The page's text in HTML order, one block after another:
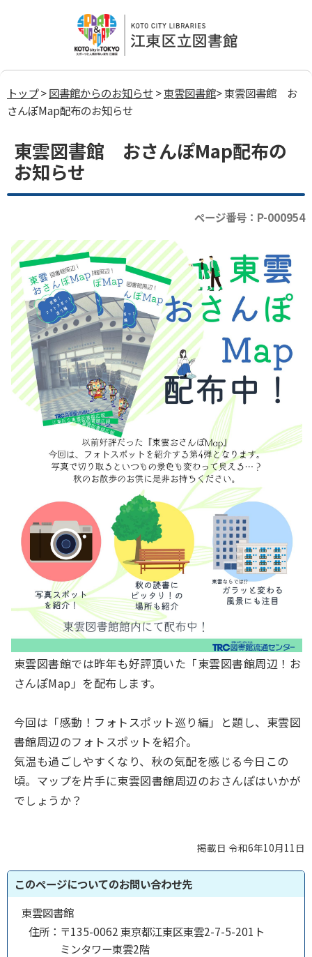
トップ>図書館からのお知らせ>東雲図書館> 東雲図書館 お
さんぽMap配布のお知らせ
東雲図書館 おさんぽMap配布の
お知らせ
ページ番号：P-000954
東雲図書館では昨年も好評頂いた「東雲図書館周辺！お
さんぽMap」を配布します。
今回は「感動！フォトスポット巡り編」と題し、東雲図
書館周辺のフォトスポットを紹介。
気温も過ごしやすくなり、秋の気配を感じる今日この
頃。マップを片手に東雲図書館周辺のおさんぽはいかが
でしょうか？
掲載日 令和6年10月11日
このページについてのお問い合わせ先
東雲図書館
住所： 〒135-0062 東京都江東区東雲2-7-5-201ト
ミンタワー東雲2階